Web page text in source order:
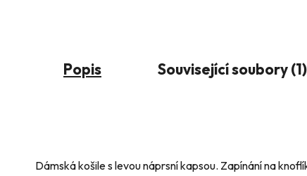
Popis Související soubory (1)
Dámská košile s levou náprsní kapsou. Zapínání na